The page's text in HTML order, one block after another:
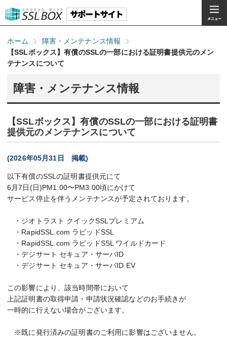
ホーム
障害・メンテナンス情報
【SSLボックス】有償のSSLの一部における証明書提供元のメン
テナンスについて
障害・メンテナンス情報
【SSLボックス】有償のSSLの一部における証明書
提供元のメンテナンスについて
(2026年05月31日 掲載)
以下有償のSSLの証明書提供元にて
6月7日(日)PM1:00〜PM3:00頃にかけて
サービス停止を伴うメンテナンスが予定されております。
・ジオトラスト クイックSSLプレミアム
・RapidSSL.com ラピッドSSL
・RapidSSL.com ラピッドSSL ワイルドカード
・デジサート セキュア・サーバID
・デジサート セキュア・サーバID EV
この影響により、該当時間帯において
上記証明書の取得申請・申請状況確認などのお手続きが
一時的に行えない場合がございます。
※既に発行済みの証明書のご利用に影響はございません。